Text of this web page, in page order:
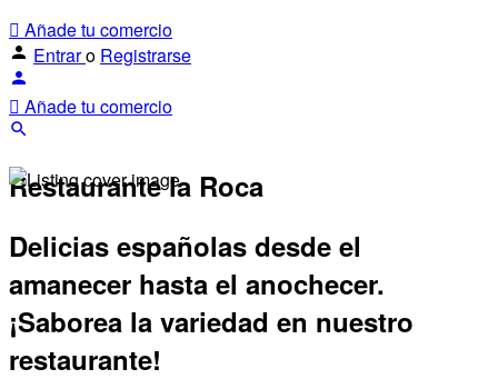
Añade tu comercio
Entraro Registrarse
Añade tu comercio
Restaurante la Roca
Delicias españolas desde el
amanecer hasta el anochecer.
¡Saborea la variedad en nuestro
restaurante!